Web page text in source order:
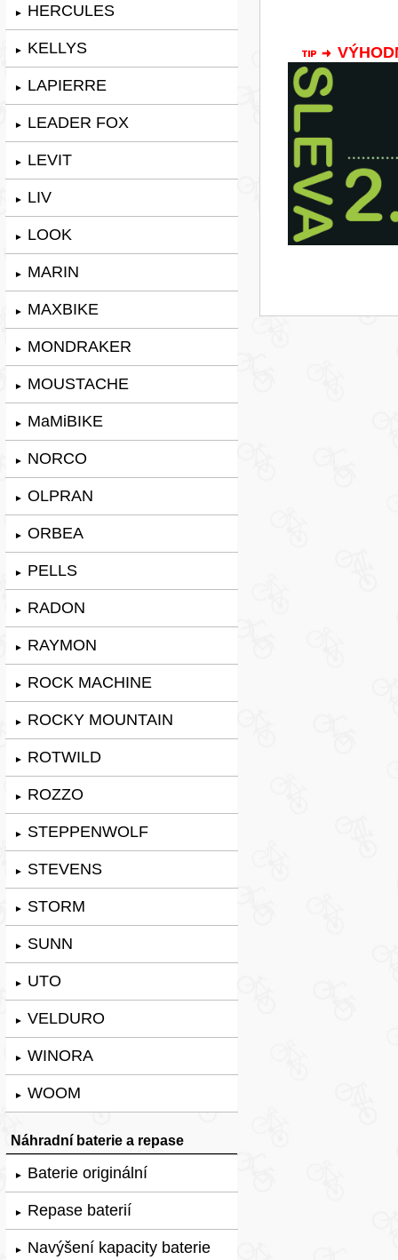
► HERCULES
► KELLYS
► LAPIERRE
► LEADER FOX
► LEVIT
► LIV
► LOOK
► MARIN
► MAXBIKE
► MONDRAKER
► MOUSTACHE
► MaMiBIKE
► NORCO
► OLPRAN
► ORBEA
► PELLS
► RADON
► RAYMON
► ROCK MACHINE
► ROCKY MOUNTAIN
► ROTWILD
► ROZZO
► STEPPENWOLF
► STEVENS
► STORM
► SUNN
► UTO
► VELDURO
► WINORA
► WOOM
Náhradní baterie a repase
► Baterie originální
► Repase baterií
► Navýšení kapacity baterie